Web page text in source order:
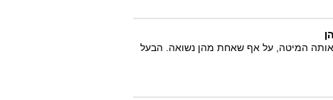
באותה המיטה, על אף שאחת מהן נשואה. הבעל